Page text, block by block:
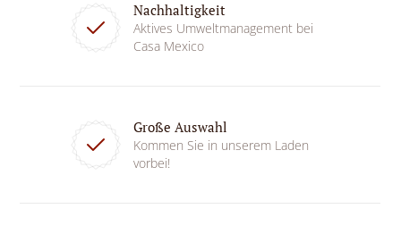
Nachhaltigkeit
Aktives Umweltmanagement bei
Casa Mexico
Große Auswahl
Kommen Sie in unserem Laden
vorbei!